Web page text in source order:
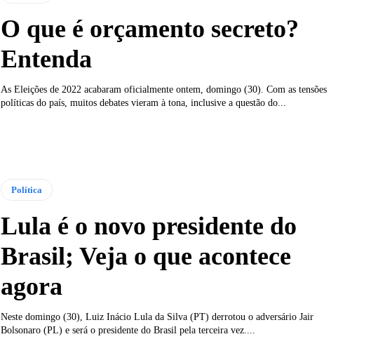
O que é orçamento secreto?
Entenda
As Eleições de 2022 acabaram oficialmente ontem, domingo (30). Com as tensões
políticas do país, muitos debates vieram à tona, inclusive a questão do...
Política
Lula é o novo presidente do
Brasil; Veja o que acontece
agora
Neste domingo (30), Luiz Inácio Lula da Silva (PT) derrotou o adversário Jair
Bolsonaro (PL) e será o presidente do Brasil pela terceira vez....